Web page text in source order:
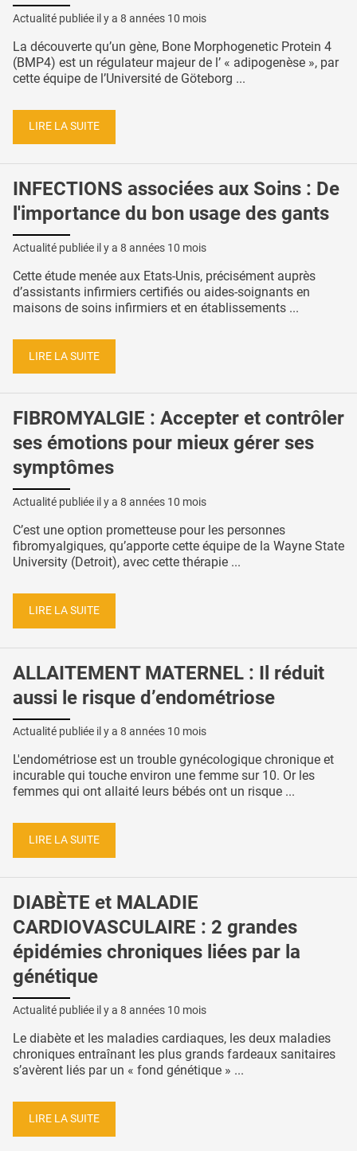
Actualité publiée il y a 8 années 10 mois
La découverte qu’un gène, Bone Morphogenetic Protein 4
(BMP4) est un régulateur majeur de l’ « adipogenèse », par
cette équipe de l’Université de Göteborg ...
LIRE LA SUITE
INFECTIONS associées aux Soins : De
l'importance du bon usage des gants
Actualité publiée il y a 8 années 10 mois
Cette étude menée aux Etats-Unis, précisément auprès
d’assistants infirmiers certifiés ou aides-soignants en
maisons de soins infirmiers et en établissements ...
LIRE LA SUITE
FIBROMYALGIE : Accepter et contrôler
ses émotions pour mieux gérer ses
symptômes
Actualité publiée il y a 8 années 10 mois
C’est une option prometteuse pour les personnes
fibromyalgiques, qu’apporte cette équipe de la Wayne State
University (Detroit), avec cette thérapie ...
LIRE LA SUITE
ALLAITEMENT MATERNEL : Il réduit
aussi le risque d’endométriose
Actualité publiée il y a 8 années 10 mois
L'endométriose est un trouble gynécologique chronique et
incurable qui touche environ une femme sur 10. Or les
femmes qui ont allaité leurs bébés ont un risque ...
LIRE LA SUITE
DIABÈTE et MALADIE
CARDIOVASCULAIRE : 2 grandes
épidémies chroniques liées par la
génétique
Actualité publiée il y a 8 années 10 mois
Le diabète et les maladies cardiaques, les deux maladies
chroniques entraînant les plus grands fardeaux sanitaires
s’avèrent liés par un « fond génétique » ...
LIRE LA SUITE